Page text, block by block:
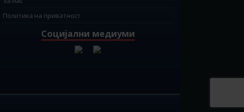
Политика на приватност
Социјални медиуми